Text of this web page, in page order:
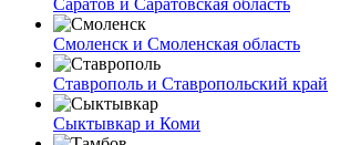
Смоленск и Смоленская область
Ставрополь и Ставропольский край
Сыктывкар и Коми